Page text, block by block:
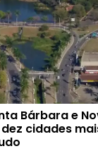
Bárbara e
cidades